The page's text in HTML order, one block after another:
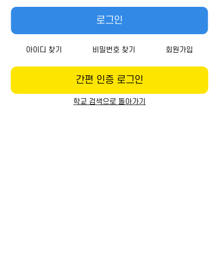
로그인
아이디 찾기 비밀번호 찾기 회원가입
간편 인증 로그인
학교 검색으로 돌아가기